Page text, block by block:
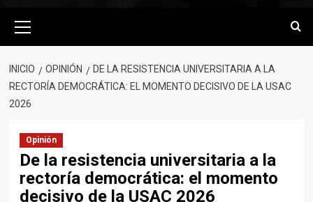
primario
INICIO OPINIÓN
DE LA RESISTENCIA UNIVERSITARIA A LA
RECTORÍA DEMOCRÁTICA: EL MOMENTO DECISIVO DE LA USAC
2026
Opinión
De la resistencia universitaria a la
rectoría democrática: el momento
decisivo de la USAC 2026